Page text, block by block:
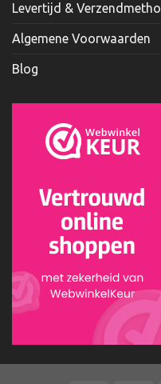
Levertijd &
Algemene Voorwaarden
Blog